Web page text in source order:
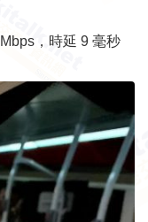
，時延 9 毫秒